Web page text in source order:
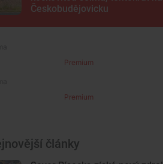
Českobudějovicku
Premium
Premium
články